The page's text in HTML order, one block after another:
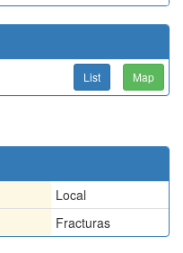
List Map
Local
Fracturas